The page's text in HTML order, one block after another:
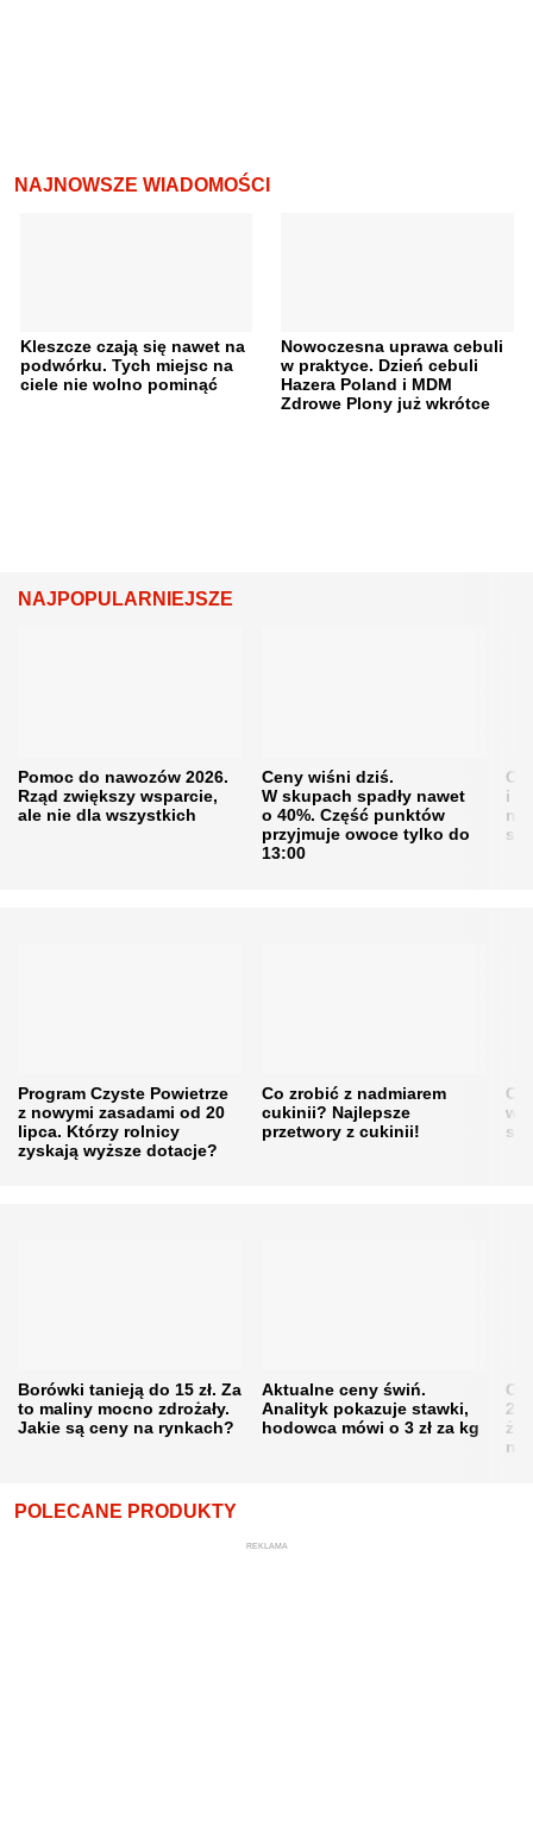
NAJNOWSZE WIADOMOŚCI
Kleszcze czają się nawet na
podwórku. Tych miejsc na
ciele nie wolno pominąć
Nowoczesna uprawa cebuli
w praktyce. Dzień cebuli
Hazera Poland i MDM
Zdrowe Plony już wkrótce
NAJPOPULARNIEJSZE
Pomoc do nawozów 2026.
Rząd zwiększy wsparcie,
ale nie dla wszystkich
Ceny wiśni dziś.
W skupach spadły nawet
o 40%. Część punktów
przyjmuje owoce tylko do
13:00
i
Program Czyste Powietrze
z nowymi zasadami od 20
lipca. Którzy rolnicy
zyskają wyższe dotacje?
Co zrobić z nadmiarem
cukinii? Najlepsze
przetwory z cukinii!
w
Borówki tanieją do 15 zł. Za
to maliny mocno zdrożały.
Jakie są ceny na rynkach?
Aktualne ceny świń.
Analityk pokazuje stawki,
hodowca mówi o 3 zł za kg
POLECANE PRODUKTY
REKLAMA